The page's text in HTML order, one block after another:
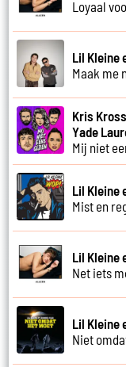
Loyaal
Lil Kleine
Maak me
Kris
Yade
Mij niet
Lil Kleine
Mist en
Lil Kleine
Net iets
Lil Kleine
Niet